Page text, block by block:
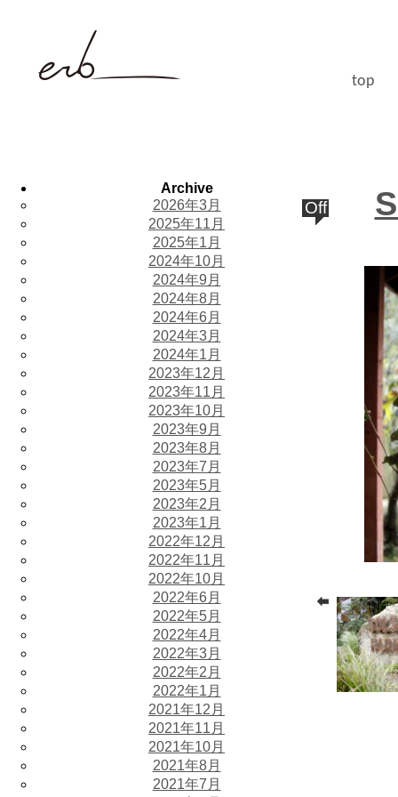
top
Off
Archive
2026年3月
2025年11月
2025年1月
2024年10月
2024年9月
2024年8月
2024年6月
2024年3月
2024年1月
2023年12月
2023年11月
2023年10月
2023年9月
2023年8月
2023年7月
2023年5月
2023年2月
2023年1月
2022年12月
2022年11月
2022年10月
2022年6月
2022年5月
2022年4月
2022年3月
2022年2月
2022年1月
2021年12月
2021年11月
2021年10月
2021年8月
2021年7月